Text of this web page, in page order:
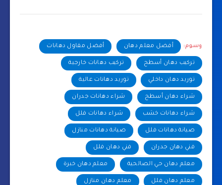
وسوم: أفضل معلم دهان أفضل مقاول دهانات
تركيب دهان أسطح تركيب دهانات خارجية
توريد دهان داخلي توريد دهانات عالية
شراء دهان أسطح شراء دهانات جدران
شراء دهانات خشب شراء دهانات فلل
صيانة دهانات فلل صيانة دهانات منازل
فني دهان جدران فني دهان فلل
معلم دهان حي الصالحية معلم دهان خبرة
معلم دهان فلل معلم دهان منازل